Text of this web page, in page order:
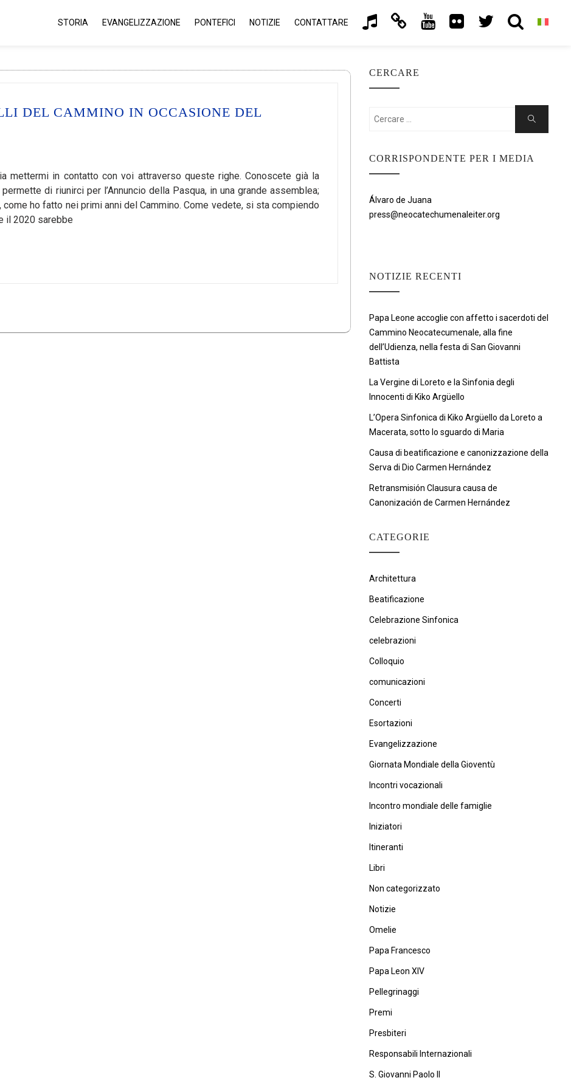
STORIA EVANGELIZZAZIONE PONTEFICI NOTIZIE CONTATTARE
DEL CAMMINO IN OCCASIONE DEL
mettermi in contatto con voi attraverso queste righe. Conoscete già la
di riunirci per l’Annuncio della Pasqua, in una grande assemblea;
ho fatto nei primi anni del Cammino. Come vedete, si sta compiendo
il 2020 sarebbe
CERCARE
Cercare:
Ricerca
CORRISPONDENTE PER I MEDIA
Álvaro de Juana
press@neocatechumenaleiter.org
NOTIZIE RECENTI
Papa Leone accoglie con affetto i sacerdoti del
Cammino Neocatecumenale, alla fine
dell’Udienza, nella festa di San Giovanni
Battista
La Vergine di Loreto e la Sinfonia degli
Innocenti di Kiko Argüello
L’Opera Sinfonica di Kiko Argüello da Loreto a
Macerata, sotto lo sguardo di Maria
Causa di beatificazione e canonizzazione della
Serva di Dio Carmen Hernández
Retransmisión Clausura causa de
Canonización de Carmen Hernández
CATEGORIE
Architettura
Beatificazione
Celebrazione Sinfonica
celebrazioni
Colloquio
comunicazioni
Concerti
Esortazioni
Evangelizzazione
Giornata Mondiale della Gioventù
Incontri vocazionali
Incontro mondiale delle famiglie
Iniziatori
Itineranti
Libri
Non categorizzato
Notizie
Omelie
Papa Francesco
Papa Leon XIV
Pellegrinaggi
Premi
Presbiteri
Responsabili Internazionali
S. Giovanni Paolo II